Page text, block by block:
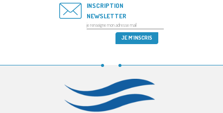
INSCRIPTION
NEWSLETTER